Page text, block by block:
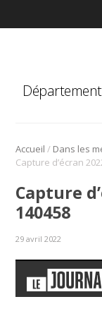
Accueil / Dans les
Capture
140458
29 avril 2022